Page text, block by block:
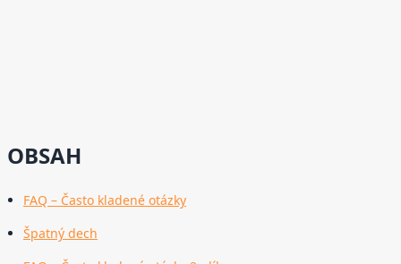
OBSAH
FAQ – Často kladené otázky
Špatný dech